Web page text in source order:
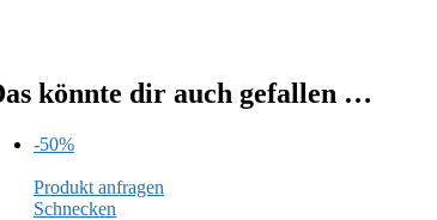
könnte dir auch gefallen …
-50%
Produkt anfragen
Schnecken